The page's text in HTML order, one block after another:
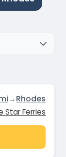
→Rhodes
Star Ferries